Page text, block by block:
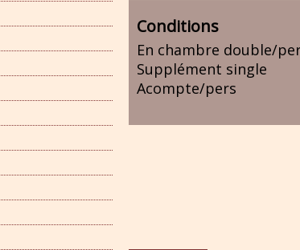
Conditions
En chambre double/
Supplément single
Acompte/pers